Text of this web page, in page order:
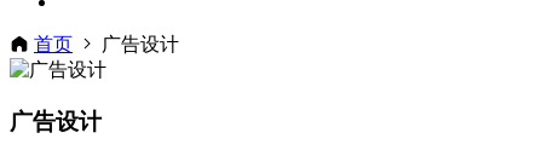
首页 广告设计
广告设计